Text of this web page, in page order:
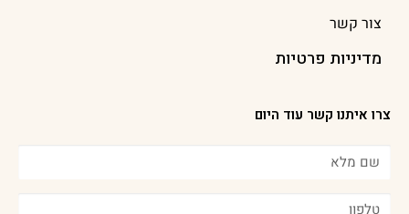
צור קשר
מדיניות פרטיות
צרו איתנו קשר עוד היום